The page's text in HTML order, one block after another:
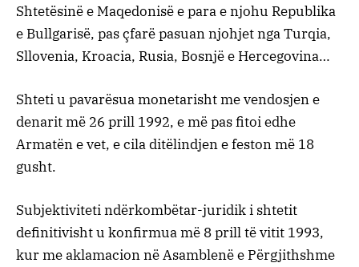
Shtetësinë e Maqedonisë e para e njohu Republika
e Bullgarisë, pas çfarë pasuan njohjet nga Turqia,
Sllovenia, Kroacia, Rusia, Bosnjë e Hercegovina…
Shteti u pavarësua monetarisht me vendosjen e
denarit më 26 prill 1992, e më pas fitoi edhe
Armatën e vet, e cila ditëlindjen e feston më 18
gusht.
Subjektiviteti ndërkombëtar-juridik i shtetit
definitivisht u konfirmua më 8 prill të vitit 1993,
kur me aklamacion në Asamblenë e Përgjithshme